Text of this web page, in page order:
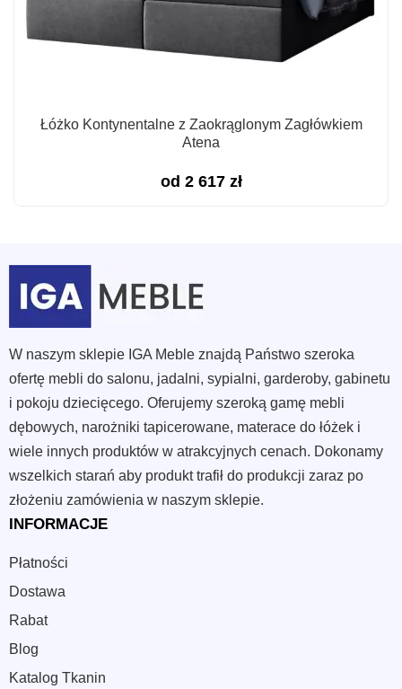
Łóżko Kontynentalne z Zaokrąglonym Zagłówkiem
Atena
od 2 617 zł
W naszym sklepie IGA Meble znajdą Państwo szeroka
ofertę mebli do salonu, jadalni, sypialni, garderoby, gabinetu
i pokoju dziecięcego. Oferujemy szeroką gamę mebli
dębowych, narożniki tapicerowane, materace do łóżek i
wiele innych produktów w atrakcyjnych cenach. Dokonamy
wszelkich starań aby produkt trafił do produkcji zaraz po
złożeniu zamówienia w naszym sklepie.
INFORMACJE
Płatności
Dostawa
Rabat
Blog
Katalog Tkanin